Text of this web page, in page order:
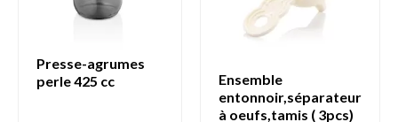
presse-agrumes
perle 425 cc
ensemble
entonnoir,séparateur
à oeufs,tamis ( 3pcs)